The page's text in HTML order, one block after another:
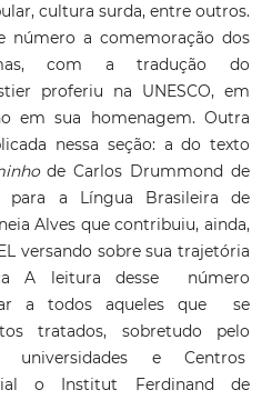
cultura surda, entre outros.
número a comemoração dos
com a tradução do
proferiu na UNESCO, em
em sua homenagem. Outra
nessa seção: a do texto
de Carlos Drummond de
para a Língua Brasileira de
Alves que contribuiu, ainda,
versando sobre sua trajetória
A leitura desse número
a todos aqueles que se
tratados, sobretudo pelo
e Centros
o Institut Ferdinand de